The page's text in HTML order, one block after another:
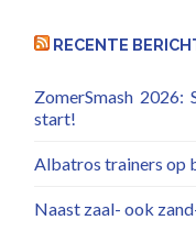
RECENTE
ZomerSmash 2026:
start!
Albatros trainers op
Naast zaal- ook